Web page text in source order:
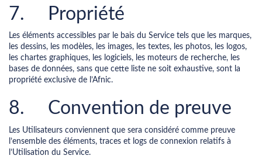
7. Propriété
Les éléments accessibles par le bais du Service tels que les marques,
les dessins, les modèles, les images, les textes, les photos, les logos,
les chartes graphiques, les logiciels, les moteurs de recherche, les
bases de données, sans que cette liste ne soit exhaustive, sont la
propriété exclusive de l’Afnic.
8. Convention de preuve
Les Utilisateurs conviennent que sera considéré comme preuve
l’ensemble des éléments, traces et logs de connexion relatifs à
l’Utilisation du Service.